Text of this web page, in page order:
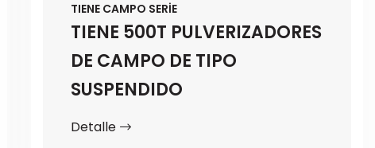
TIENE CAMPO SERİE
TIENE 500T PULVERIZADORES
DE CAMPO DE TIPO
SUSPENDIDO
Detalle